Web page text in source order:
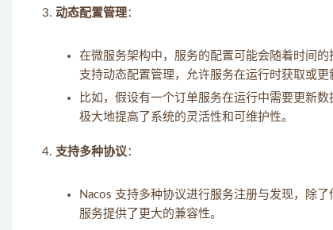
动态配置管理：
在微服务架构中，服务的配置可能会随着时间
支持动态配置管理，允许服务在运行时获取或更
比如，假设有一个订单服务在运行中需要更新
极大地提高了系统的灵活性和可维护性。
支持多种协议 ：
Nacos 支持多种协议进行服务注册与发现，除
服务提供了更大的兼容性。